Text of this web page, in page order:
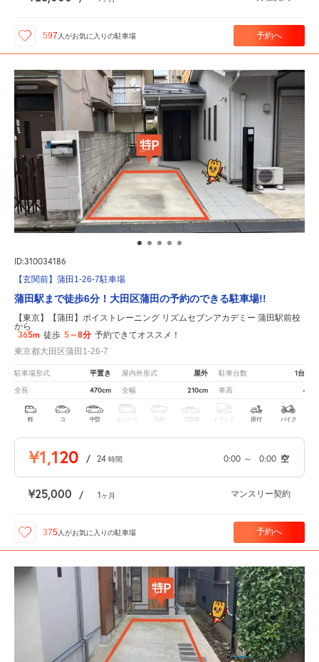
597 人がお気に入りの駐車場 予約へ
ID:310034186
【玄関前】蒲田1-26-7駐車場
蒲田駅まで徒歩6分！大田区蒲田の予約のできる駐車場!!
【東京】【蒲田】ボイストレーニング リズムセブンアカデミー 蒲田駅前校
から
365m 徒歩 5～8分 予約できてオススメ！
東京都大田区蒲田1-26-7
駐車場形式 平置き 屋内外形式 屋外 駐車台数 1台
全長 470cm 全幅 210cm 車高 -
軽 コ 中型 ボックス SUV 大型車 トラック 原付 バイク
¥1,120 / 24 時間 0:00 ～ 0:00 空
¥25,000 / 1ヶ月 マンスリー契約
375 人がお気に入りの駐車場 予約へ